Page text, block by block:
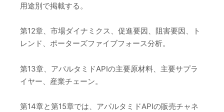
用途別で掲載する。
第12章、市場ダイナミクス、促進要因、阻害要因、ト
レンド、ポーターズファイブフォース分析。
第13章、アパルタミドAPIの主要原材料、主要サプラ
イヤー、産業チェーン。
第14章と第15章では、アパルタミドAPIの販売チャネ